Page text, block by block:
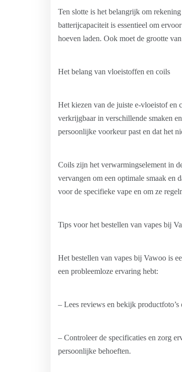
Ten slotte is het belangrijk om
batterijcapaciteit is essentieel om
hoeven laden. Ook moet de grootte
Het belang van vloeistoffen en coils
Het kiezen van de juiste e-vloeistof
verkrijgbaar in verschillende smaken
persoonlijke voorkeur past en dat het
Coils zijn het verwarmingselement in
vervangen om een ​​optimale smaak en
voor de specifieke vape en om ze
Tips voor het bestellen van vapes bij
Het bestellen van vapes bij Vawoo is
een probleemloze ervaring hebt:
– Lees reviews en bekijk
– Controleer de specificaties en zorg
persoonlijke behoeften.